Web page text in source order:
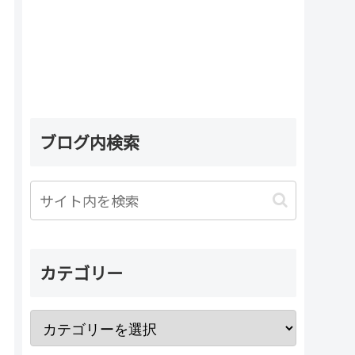
ブログ内検索
カテゴリー